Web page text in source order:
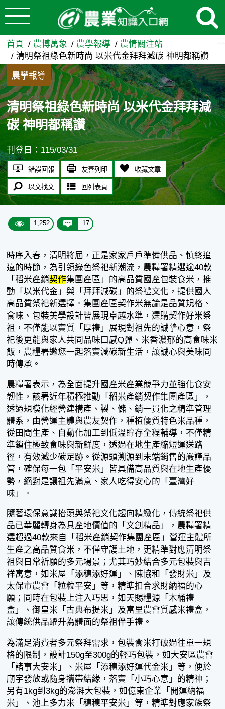
跳到主要內容
清明祭祖綠色新時尚 以米代
首頁 農博萬象 農學報導
農情關注站
清明祭祖綠色新時尚 以米代金拜拜減碳 神明都稱讚
農學報導
清明祭祖綠色新時尚 以米代金拜拜減
碳 神明都稱讚
刊登日：115/03/31
錯誤回報 友善列印 收藏文章
以文找文 回列表頁
1,252 17
時序入春，清明將屆，正是家家戶戶準備供品、慎終追
遠的時節，為引領綠色祭祀新潮流，農糧署精選逾40款
「稻米產銷契作集團產區」的高品質國產包裝食米，推
動「以米代金」與「拜拜減碳」的祭禮文化，提供國人
高品質祭祀新選擇。集團產區契作米無論是品質規格、
食味、包裝美學設計皆展現卓越水準，選購契作好米祭
祖，不僅能以實質「厚禮」展現對祖先的誠摯心意，祭
祀後更能與家人共同品味口感Q彈、米香濃郁的高食味米
飯，農糧署邀您一起落實減碳新生活，讓誠心與美味同
時傳承。
農糧署表示，為全面提升國產米產業競爭力並強化食安
韌性，該署近年積極推動「稻米產銷契作集團產區」，
透過規模化經營建構產、製、儲、銷一貫化之精準管理
體系，由營運主體與農友契作，種植優質特色米品種，
從田間生產、自動化加工到低溫貯存全程輔導，不僅精
準鎖住極致食味與新鮮度，透過在地生產縮短運送路
徑，有效減少碳足跡。從源頭溯源到末端銷售的嚴謹品
管，確保每一包「平安米」皆具備高品質與在地生產優
勢，絕對是讓祖先滿意、家人吃得安心的「臺灣好
味」。
隨著環保意識抬頭與祭祀文化趨向精緻化，傳統祭祀供
品已華麗轉身為具產地價值的「文創精品」，農糧署精
選超過40款來自「稻米產銷契作集團產區」營運主體所
生產之高品質食米，不僅守護土地，更精準對應清明祭
祖與日常祈願的多元場景；尤其巧妙結合多元包裝與吉
祥寓意，如米屋「添穗添好運」、陳協和「發財米」及
太保市農會「粒粒平安」等，精準扣合求財納福的心
願；同時在包裝上注入巧思，如天賜糧源「木桶禮
盒」、御皇米「古典布提米」及富里農會質感米禮盒，
讓傳統供品躍升為體面的祭祖伴手禮。
為滿足消費者多元祭拜需求，包裝食米打破過往單一規
格的限制，設計150g至300g的輕巧包裝，如大安區農會
「諸事大安米」、米屋「添穗添好運代金米」等，便於
廟宇發放或隨身攜帶結緣，落實「小巧心意」的精神；
另有1kg到3kg的澎湃大包裝，如億東企業「開運納福
米」、池上多力米「穗穗平安米」等，精準對應家族祭